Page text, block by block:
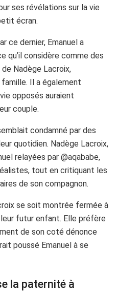
ses révélations sur la vie
écran.
ce dernier, Emanuel a
qu’il considère comme des
Nadège Lacroix,
Il a également
opposés auraient
couple.
condamné par des
quotidien. Nadège Lacroix,
relayées par @aqababe,
tout en critiquant les
de son compagnon.
se soit montrée fermée à
futur enfant. Elle préfère
de son coté dénonce
poussé Emanuel à se
la paternité à